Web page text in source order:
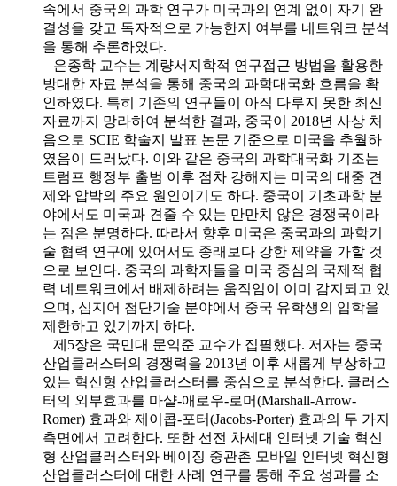
속에서 중국의 과학 연구가 미국과의 연계 없이 자기 완
결성을 갖고 독자적으로 가능한지 여부를 네트워크 분석
을 통해 추론하였다.
은종학 교수는 계량서지학적 연구접근 방법을 활용한
방대한 자료 분석을 통해 중국의 과학대국화 흐름을 확
인하였다. 특히 기존의 연구들이 아직 다루지 못한 최신
자료까지 망라하여 분석한 결과, 중국이 2018년 사상 처
음으로 SCIE 학술지 발표 논문 기준으로 미국을 추월하
였음이 드러났다. 이와 같은 중국의 과학대국화 기조는
트럼프 행정부 출범 이후 점차 강해지는 미국의 대중 견
제와 압박의 주요 원인이기도 하다. 중국이 기초과학 분
야에서도 미국과 견줄 수 있는 만만치 않은 경쟁국이라
는 점은 분명하다. 따라서 향후 미국은 중국과의 과학기
술 협력 연구에 있어서도 종래보다 강한 제약을 가할 것
으로 보인다. 중국의 과학자들을 미국 중심의 국제적 협
력 네트워크에서 배제하려는 움직임이 이미 감지되고 있
으며, 심지어 첨단기술 분야에서 중국 유학생의 입학을
제한하고 있기까지 하다.
제5장은 국민대 문익준 교수가 집필했다. 저자는 중국
산업클러스터의 경쟁력을 2013년 이후 새롭게 부상하고
있는 혁신형 산업클러스터를 중심으로 분석한다. 클러스
터의 외부효과를 마샬-애로우-로머(Marshall-Arrow-
Romer) 효과와 제이콥-포터(Jacobs-Porter) 효과의 두 가지
측면에서 고려한다. 또한 선전 차세대 인터넷 기술 혁신
형 산업클러스터와 베이징 중관촌 모바일 인터넷 혁신형
산업클러스터에 대한 사례 연구를 통해 주요 성과를 소